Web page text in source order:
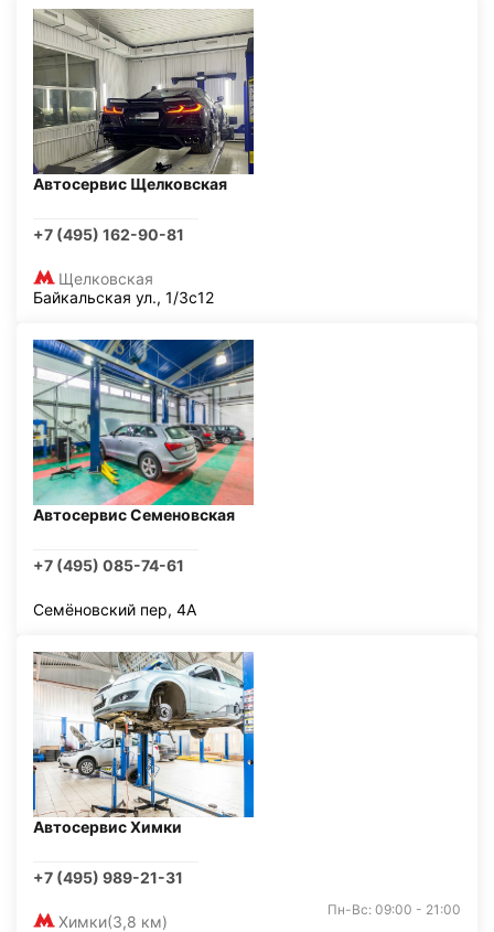
Автосервис Щелковская
+7 (495) 162-90-81
Щелковская
Байкальская ул., 1/3с12
Автосервис Семеновская
+7 (495) 085-74-61
Семёновский пер, 4А
Автосервис Химки
+7 (495) 989-21-31
Химки(3,8 км)
Пн-Вс: 09:00 - 21:00